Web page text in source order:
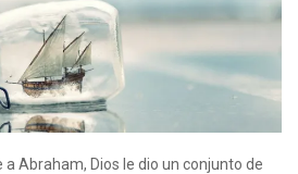
Abraham, Dios le dio un conjunto de